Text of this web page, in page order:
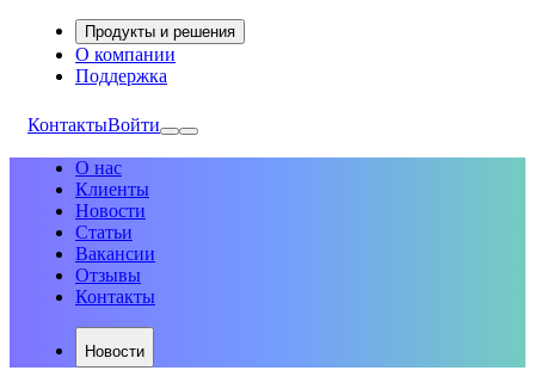
Продукты и решения
О компании
Поддержка
КонтактыВойти
О нас
Клиенты
Новости
Статьи
Вакансии
Отзывы
Контакты
Новости